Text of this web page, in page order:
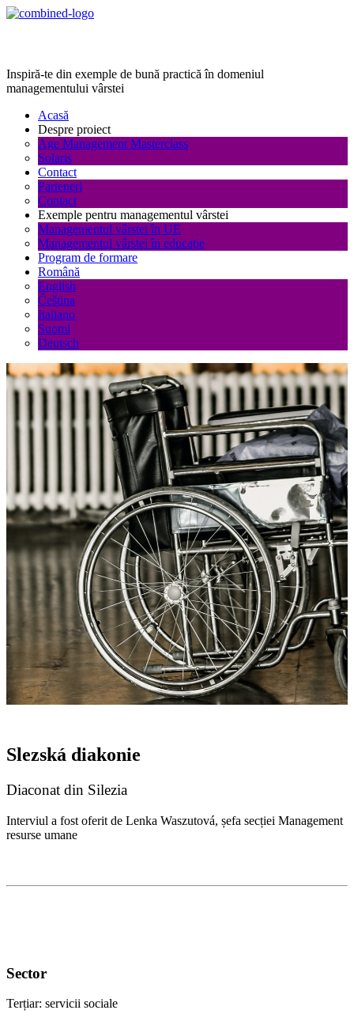
Inspiră-te din exemple de bună practică în domeniul
managementului vârstei
Acasă
Despre proiect
Age Management Masterclass
Solaris
Contact
Parteneri
Contact
Exemple pentru managementul vârstei
Managementul vârstei în UE
Managementul vârstei în educație
Program de formare
Română
English
Čeština
Italiano
Suomi
Deutsch
Slezská diakonie
Diaconat din Silezia
Interviul a fost oferit de Lenka Waszutová, șefa secției Management
resurse umane
Sector
Terțiar: servicii sociale